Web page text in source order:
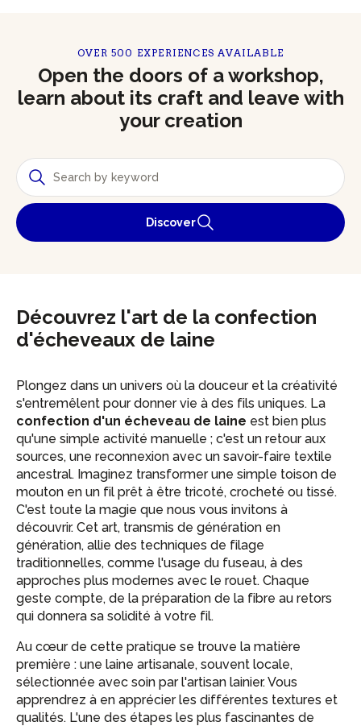
OVER 500 EXPERIENCES AVAILABLE
Open the doors of a workshop,
learn about its craft and leave with
your creation
Discover
Découvrez l'art de la confection
d'écheveaux de laine
Plongez dans un univers où la douceur et la créativité
s'entremêlent pour donner vie à des fils uniques. La
confection d'un écheveau de laine est bien plus
qu'une simple activité manuelle ; c'est un retour aux
sources, une reconnexion avec un savoir-faire textile
ancestral. Imaginez transformer une simple toison de
mouton en un fil prêt à être tricoté, crocheté ou tissé.
C'est toute la magie que nous vous invitons à
découvrir. Cet art, transmis de génération en
génération, allie des techniques de filage
traditionnelles, comme l'usage du fuseau, à des
approches plus modernes avec le rouet. Chaque
geste compte, de la préparation de la fibre au retors
qui donnera sa solidité à votre fil.
Au cœur de cette pratique se trouve la matière
première : une laine artisanale, souvent locale,
sélectionnée avec soin par l'artisan lainier. Vous
apprendrez à en apprécier les différentes textures et
qualités. L'une des étapes les plus fascinantes de